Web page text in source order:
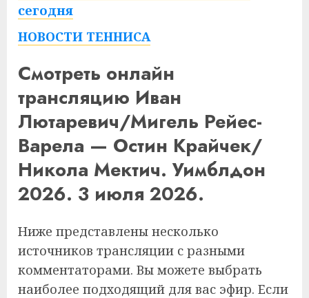
сегодня
НОВОСТИ ТЕННИСА
Смотреть онлайн
трансляцию Иван
Лютаревич/Мигель Рейес-
Варела — Остин Крайчек/
Никола Мектич. Уимблдон
2026. 3 июля 2026.
Ниже представлены несколько
источников трансляции с разными
комментаторами. Вы можете выбрать
наиболее подходящий для вас эфир. Если